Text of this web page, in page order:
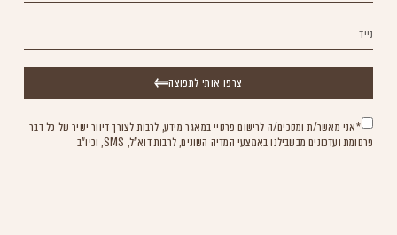
*אני מאשר/ת ומסכים/ה לרישום פרטיי במאגר מידע, לרבות לצורך דיוור ישיר של כל דבר
פרסומת ועדכונים מבשבילנו באמצעי המדיה השונים, לרבות דוא"ל, SMS, וכיו"ב
צרפו אותי לתפוצה